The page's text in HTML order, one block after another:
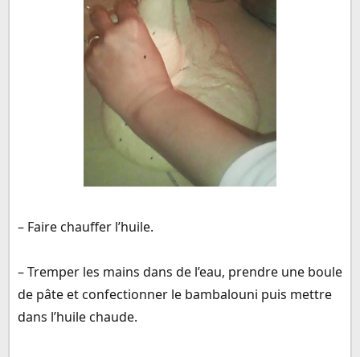
– Faire chauffer l’huile.
– Tremper les mains dans de l’eau, prendre une boule
de pâte et confectionner le bambalouni puis mettre
dans l’huile chaude.